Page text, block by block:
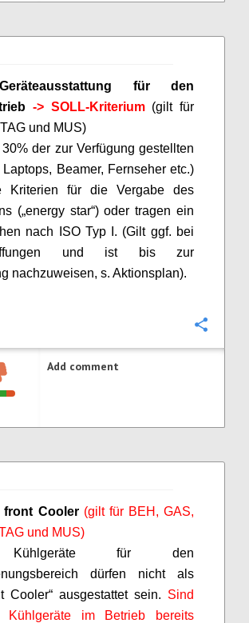
für den
-> SOLL-Kriterium (gilt für
und MUS)
der zur Verfügung gestellten
Beamer, Fernseher etc.)
Kriterien für die Vergabe des
(„energy star“) oder tragen ein
nach ISO Typ I. (Gilt ggf. bei
und ist bis zur
nachzuweisen, s. Aktionsplan).
Add comment
front Cooler (gilt für BEH, GAS,
und MUS)
für den
dürfen nicht als
Cooler“ ausgestattet sein. Sind
Kühlgeräte im Betrieb bereits